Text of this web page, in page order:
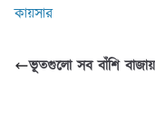
কায়সার
ভূতগুলো সব বাঁশি বাজায়